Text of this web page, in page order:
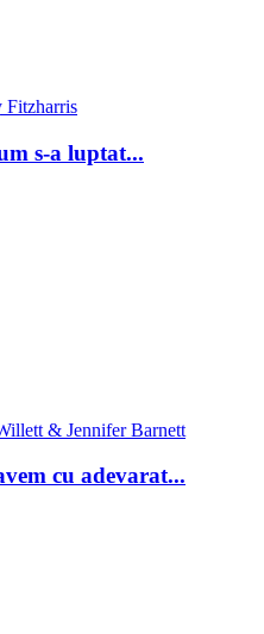
Fitzharris
s-a luptat...
& Jennifer Barnett
cu adevarat...